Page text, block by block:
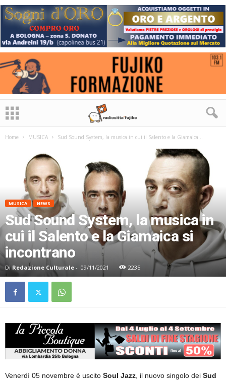
Home MUSICA Sud Sound System, la musica in cui il Salento e la Giamaica...
MUSICA NEWS
Sud Sound System, la musica in
cui il Salento e la Giamaica si
incontrano
Di Redazione Culturale - 09/11/2021 2235
Venerdì 05 novembre è uscito Soul Jazz, il nuovo singolo dei Sud